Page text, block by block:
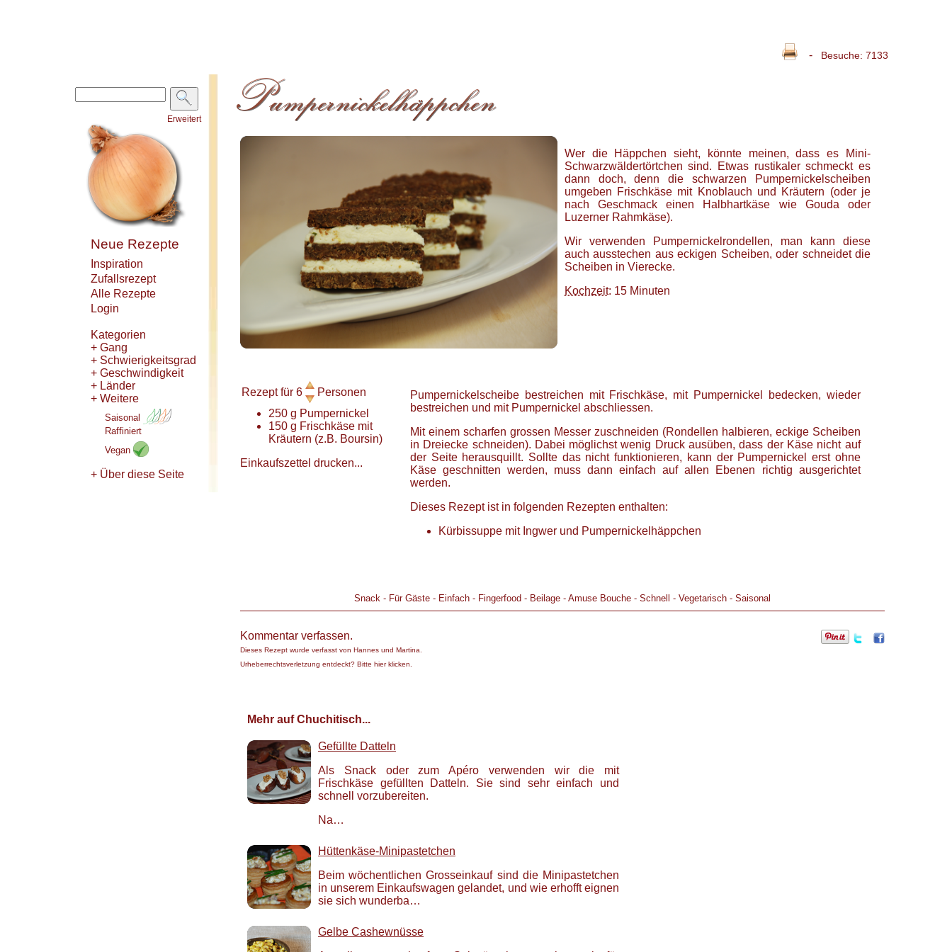
- Besuche: 7133
Erweitert
Neue Rezepte
Inspiration
Zufallsrezept
Alle Rezepte
Login
Kategorien
+ Gang
+ Schwierigkeitsgrad
+ Geschwindigkeit
+ Länder
+ Weitere
Saisonal
Raffiniert
Vegan
+ Über diese Seite
Wer die Häppchen sieht, könnte meinen, dass es Mini-
Schwarzwäldertörtchen sind. Etwas rustikaler schmeckt es
dann doch, denn die schwarzen Pumpernickelscheiben
umgeben Frischkäse mit Knoblauch und Kräutern (oder je
nach Geschmack einen Halbhartkäse wie Gouda oder
Luzerner Rahmkäse).
Wir verwenden Pumpernickelrondellen, man kann diese
auch ausstechen aus eckigen Scheiben, oder schneidet die
Scheiben in Vierecke.
Kochzeit: 15 Minuten
Rezept für 6
Personen
250 g Pumpernickel
150 g Frischkäse mit
Kräutern (z.B. Boursin)
Einkaufszettel drucken...
Pumpernickelscheibe bestreichen mit Frischkäse, mit Pumpernickel bedecken, wieder
bestreichen und mit Pumpernickel abschliessen.
Mit einem scharfen grossen Messer zuschneiden (Rondellen halbieren, eckige Scheiben
in Dreiecke schneiden). Dabei möglichst wenig Druck ausüben, dass der Käse nicht auf
der Seite herausquillt. Sollte das nicht funktionieren, kann der Pumpernickel erst ohne
Käse geschnitten werden, muss dann einfach auf allen Ebenen richtig ausgerichtet
werden.
Dieses Rezept ist in folgenden Rezepten enthalten:
Kürbissuppe mit Ingwer und Pumpernickelhäppchen
Snack - Für Gäste - Einfach - Fingerfood - Beilage - Amuse Bouche - Schnell - Vegetarisch - Saisonal
Kommentar verfassen.
Dieses Rezept wurde verfasst von Hannes und Martina
Urheberrechtsverletzung entdeckt? Bitte hier klicken.
Mehr auf Chuchitisch...
Gefüllte Datteln
Als Snack oder zum Apéro verwenden wir die mit
Frischkäse gefüllten Datteln. Sie sind sehr einfach und
schnell vorzubereiten.
Na…
Hüttenkäse-Minipastetchen
Beim wöchentlichen Grosseinkauf sind die Minipastetchen
in unserem Einkaufswagen gelandet, und wie erhofft eignen
sie sich wunderba…
Gelbe Cashewnüsse